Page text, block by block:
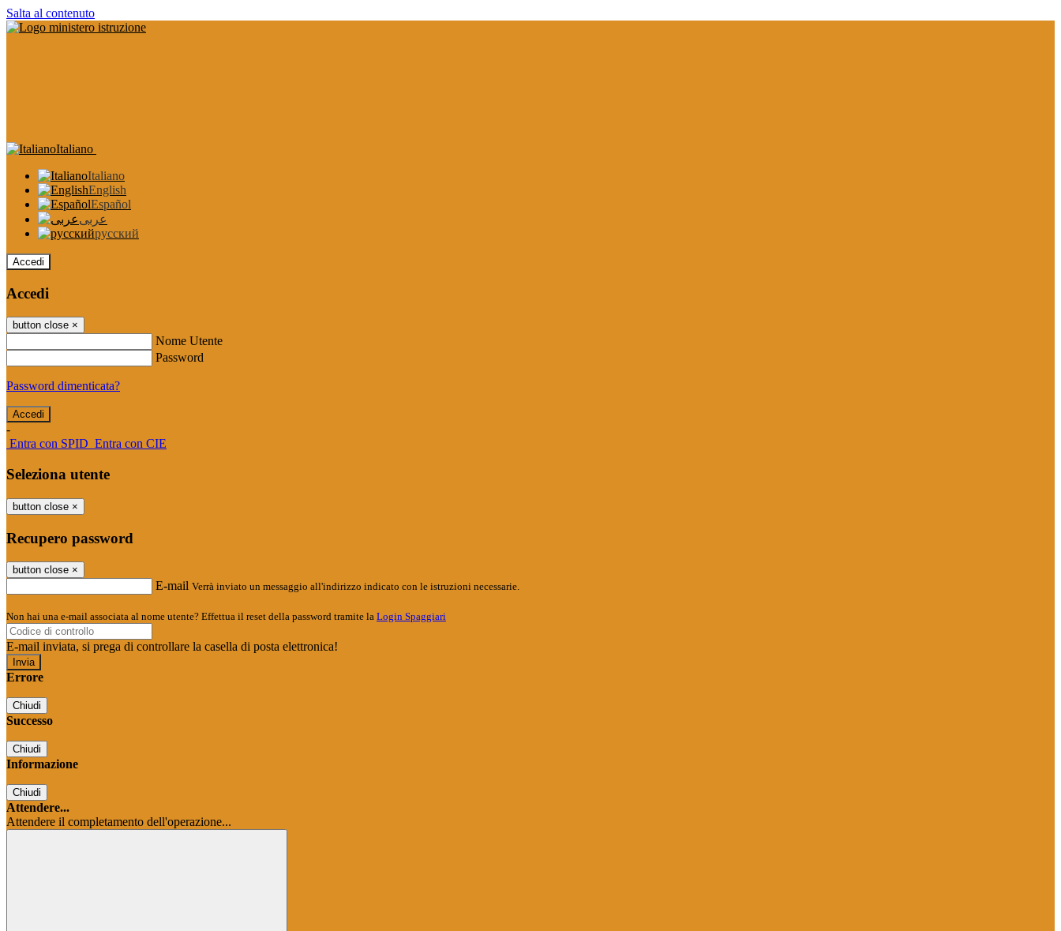
Salta al contenuto
Italiano
Italiano
English
Español
عربى
русский
Accedi
Accedi
button close ×
Nome Utente
Password
Password dimenticata?
-
Entra con SPID Entra con CIE
Seleziona utente
button close ×
Recupero password
button close ×
E-mail Verrà inviato un messaggio all'indirizzo indicato con le istruzioni necessarie.
Non hai una e-mail associata al nome utente? Effettua il reset della password tramite la Login Spaggiari
E-mail inviata, si prega di controllare la casella di posta elettronica!
Errore
Chiudi
Successo
Chiudi
Informazione
Chiudi
Attendere...
Attendere il completamento dell'operazione...